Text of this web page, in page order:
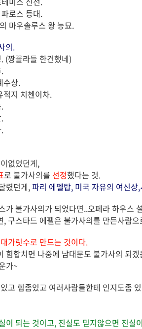
로스 등대.
마우솔루스 왕 능묘.
의.
(짱꼴라들 한건했네)
수상.
적지 치첸이차.
없었던게,
로 불가사의를 선정했다는 것.
렸던게,파리 에펠탑, 미국 자유의 여신상
가 불가사의가 되었다면..오페라 하우스
, 구스타드 에펠은 불가사의를 만든사람
가릿수로 만드는 것이다.
힘합치면 나중에 남대문도 불가사의 되
가~
고 힘좀있고 여러사람들한테 인지도좀
이 되는 것이고, 진실도 믿지않으면 진실